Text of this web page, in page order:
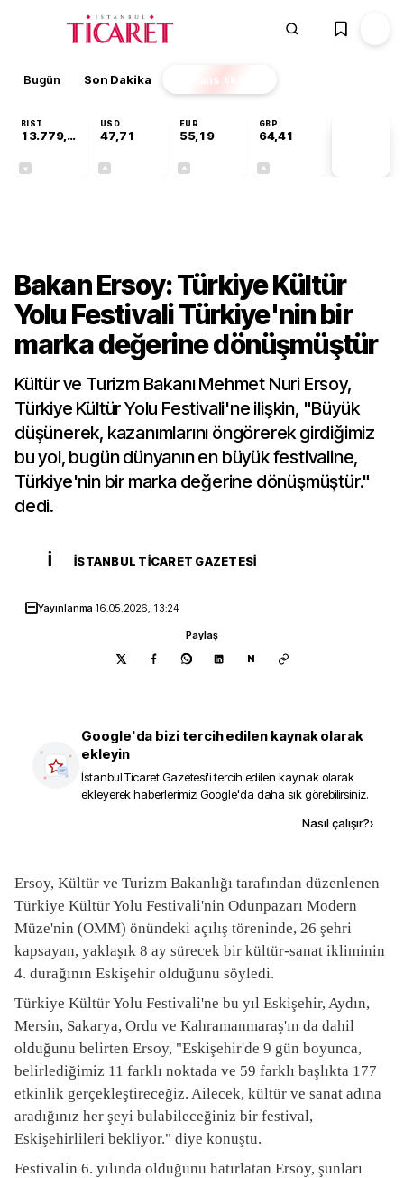
Bugün Son Dakika Finans EKSTRA
BIST
13.779,39
USD
47,71
EUR
55,19
GBP
64,41
Bakan Ersoy: Türkiye Kültür
Yolu Festivali Türkiye'nin bir
marka değerine dönüşmüştür
Kültür ve Turizm Bakanı Mehmet Nuri Ersoy,
Türkiye Kültür Yolu Festivali'ne ilişkin, "Büyük
düşünerek, kazanımlarını öngörerek girdiğimiz
bu yol, bugün dünyanın en büyük festivaline,
Türkiye'nin bir marka değerine dönüşmüştür."
dedi.
İ İSTANBUL TICARET GAZETESI
Yayınlanma 16.05.2026, 13:24
Paylaş
N
Google'da bizi tercih edilen kaynak olarak
ekleyin
İstanbul Ticaret Gazetesi'i tercih edilen kaynak olarak
ekleyerek haberlerimizi Google'da daha sık görebilirsiniz.
Nasıl çalışır?›
Ersoy, Kültür ve Turizm Bakanlığı tarafından düzenlenen
Türkiye Kültür Yolu Festivali'nin Odunpazarı Modern
Müze'nin (OMM) önündeki açılış töreninde, 26 şehri
kapsayan, yaklaşık 8 ay sürecek bir kültür-sanat ikliminin
4. durağının Eskişehir olduğunu söyledi.
Türkiye Kültür Yolu Festivali'ne bu yıl Eskişehir, Aydın,
Mersin, Sakarya, Ordu ve Kahramanmaraş'ın da dahil
olduğunu belirten Ersoy, "Eskişehir'de 9 gün boyunca,
belirlediğimiz 11 farklı noktada ve 59 farklı başlıkta 177
etkinlik gerçekleştireceğiz. Ailecek, kültür ve sanat adına
aradığınız her şeyi bulabileceğiniz bir festival,
Eskişehirlileri bekliyor." diye konuştu.
Festivalin 6. yılında olduğunu hatırlatan Ersoy, şunları